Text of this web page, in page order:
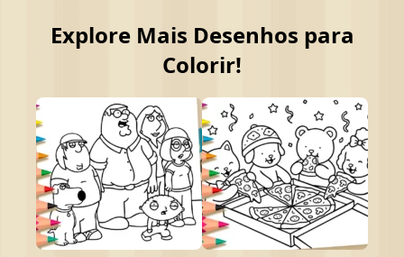
Explore Mais Desenhos para
Colorir!